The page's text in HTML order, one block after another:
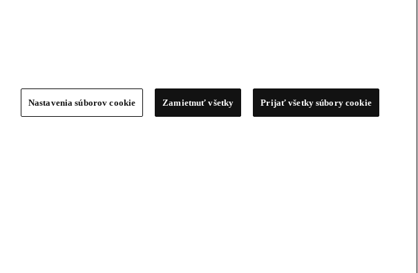
Nastavenia súborov cookie Zamietnuť všetky Prijať všetky súbory cookie